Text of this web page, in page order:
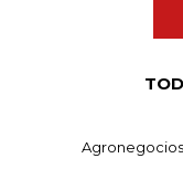
Agronegocios